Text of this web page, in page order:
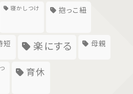
寝かしつけ 抱っこ紐
短 楽にする 母親
育休